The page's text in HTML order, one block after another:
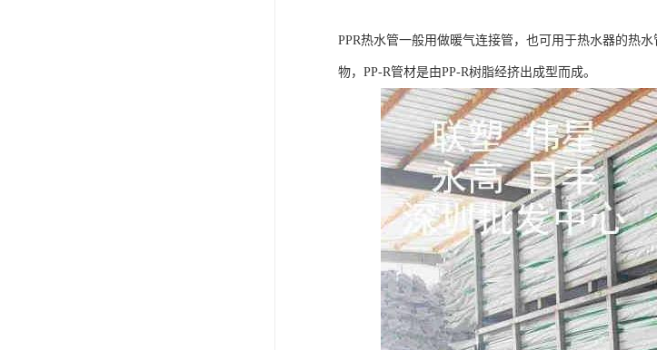
PPR热水管一般用做暖气连接管，也可用于热水器的热
物，PP-R管材是由PP-R树脂经挤出成型而成。